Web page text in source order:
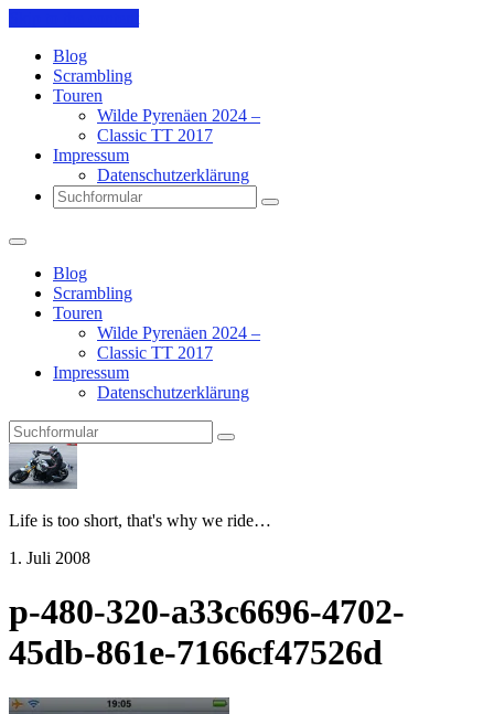
Blog
Scrambling
Touren
Wilde Pyrenäen 2024 –
Classic TT 2017
Impressum
Datenschutzerklärung
Search
Blog
Scrambling
Touren
Wilde Pyrenäen 2024 –
Classic TT 2017
Impressum
Datenschutzerklärung
Search
Pit's
Blog
Life is too short, that's why we ride…
1. Juli 2008
p-480-320-a33c6696-4702-
45db-861e-7166cf47526d